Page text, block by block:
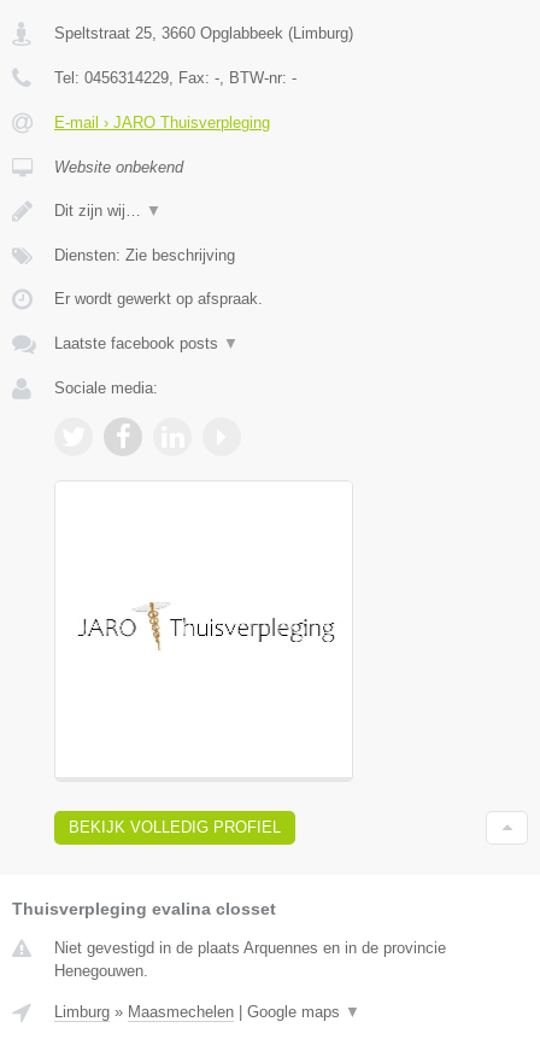
Speltstraat 25 3660 Opglabbeek (Limburg)
Tel: 0456314229 , Fax: - , BTW-nr: -
E-mail › JARO Thuisverpleging
Website onbekend
Dit zijn wij… ▼
Diensten: Zie beschrijving
Er wordt gewerkt op afspraak.
Laatste facebook posts ▼
Sociale media:
BEKIJK VOLLEDIG PROFIEL
Thuisverpleging evalina closset
Niet gevestigd in de plaats Arquennes en in de provincie
Henegouwen.
Limburg » Maasmechelen | Google maps ▼